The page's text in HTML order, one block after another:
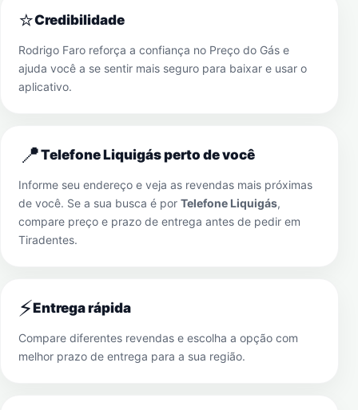
⭐Credibilidade
Rodrigo Faro reforça a confiança no Preço do Gás e
ajuda você a se sentir mais seguro para baixar e usar o
aplicativo.
📍Telefone Liquigás perto de você
Informe seu endereço e veja as revendas mais próximas
de você. Se a sua busca é por Telefone Liquigás,
compare preço e prazo de entrega antes de pedir em
Tiradentes.
⚡Entrega rápida
Compare diferentes revendas e escolha a opção com
melhor prazo de entrega para a sua região.